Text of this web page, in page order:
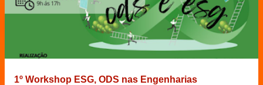
1º Workshop ESG, ODS nas Engenharias